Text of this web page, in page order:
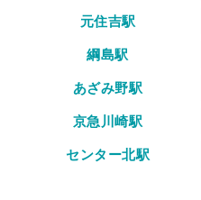
元住吉駅
綱島駅
あざみ野駅
京急川崎駅
センター北駅